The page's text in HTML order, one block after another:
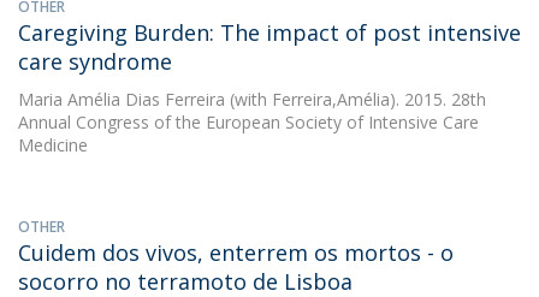
OTHER
Caregiving Burden: The impact of post intensive
care syndrome
Maria Amélia Dias Ferreira (with Ferreira,Amélia). 2015. 28th
Annual Congress of the European Society of Intensive Care
Medicine
OTHER
Cuidem dos vivos, enterrem os mortos - o
socorro no terramoto de Lisboa